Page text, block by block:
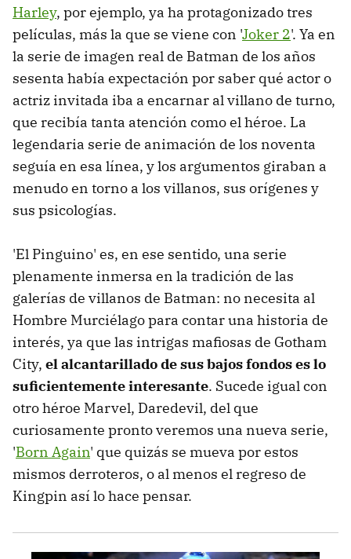
Harley, por ejemplo, ya ha protagonizado tres
películas, más la que se viene con 'Joker 2'. Ya en
la serie de imagen real de Batman de los años
sesenta había expectación por saber qué actor o
actriz invitada iba a encarnar al villano de turno,
que recibía tanta atención como el héroe. La
legendaria serie de animación de los noventa
seguía en esa línea, y los argumentos giraban a
menudo en torno a los villanos, sus orígenes y
sus psicologías.
'El Pinguino' es, en ese sentido, una serie
plenamente inmersa en la tradición de las
galerías de villanos de Batman: no necesita al
Hombre Murciélago para contar una historia de
interés, ya que las intrigas mafiosas de Gotham
City, el alcantarillado de sus bajos fondos es lo
suficientemente interesante. Sucede igual con
otro héroe Marvel, Daredevil, del que
curiosamente pronto veremos una nueva serie,
'Born Again' que quizás se mueva por estos
mismos derroteros, o al menos el regreso de
Kingpin así lo hace pensar.